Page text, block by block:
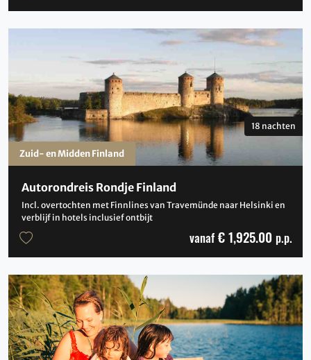
Autorondreis Rondje Finland
Incl. overtochten met Finnlines van Travemünde naar Helsinki en
verblijf in hotels inclusief ontbijt
18 nachten
vanaf € 1,925.00 p.p.
Zuid- en Midden Finland